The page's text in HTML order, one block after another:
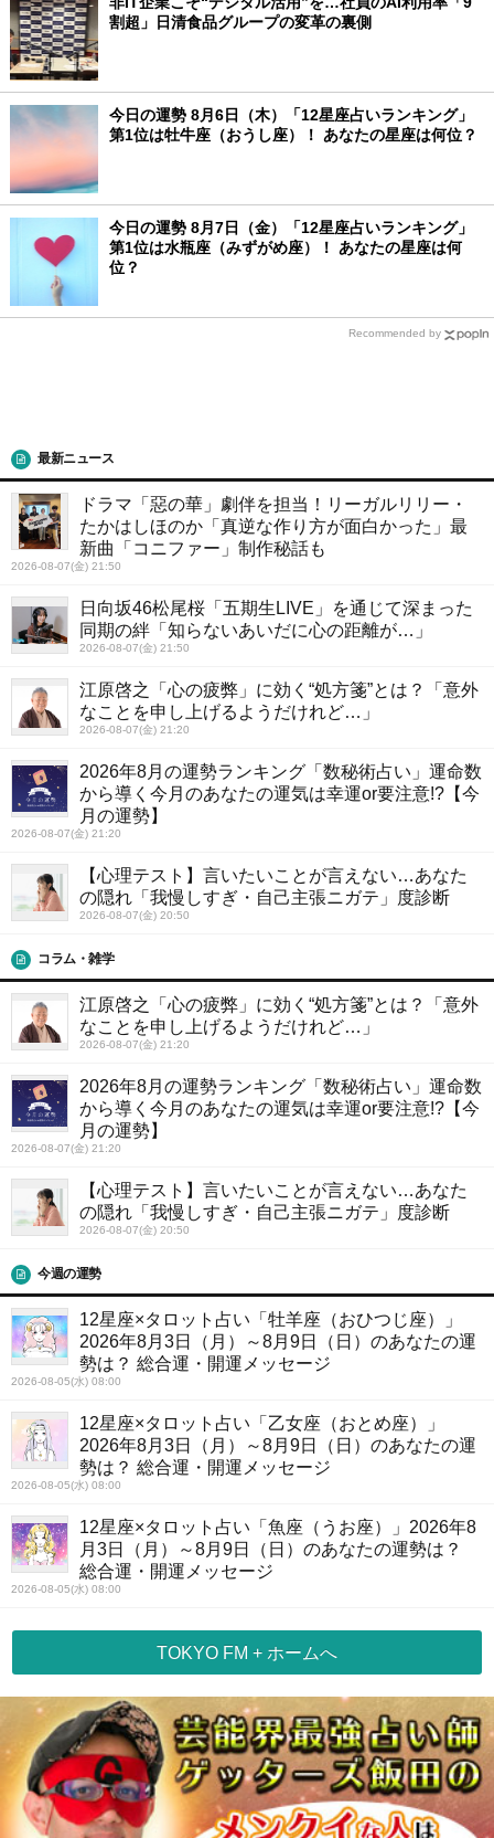
割超」日清食品グループの変革の裏側
今日の運勢 8月6日（木）「12星座占いランキング」
第1位は牡牛座（おうし座）！ あなたの星座は何位？
今日の運勢 8月7日（金）「12星座占いランキング」
第1位は水瓶座（みずがめ座）！ あなたの星座は何
位？
Recommended by
最新ニュース
ドラマ「惡の華」劇伴を担当！リーガルリリー・
たかはしほのか「真逆な作り方が面白かった」最
新曲「コニファー」制作秘話も
2026-08-07(金) 21:50
日向坂46松尾桜「五期生LIVE」を通じて深まった
同期の絆「知らないあいだに心の距離が…」
2026-08-07(金) 21:50
江原啓之「心の疲弊」に効く“処方箋”とは？「意外
なことを申し上げるようだけれど…」
2026-08-07(金) 21:20
2026年8月の運勢ランキング「数秘術占い」運命数
から導く今月のあなたの運気は幸運or要注意!?【今
月の運勢】
2026-08-07(金) 21:20
【心理テスト】言いたいことが言えない…あなた
の隠れ「我慢しすぎ・自己主張ニガテ」度診断
2026-08-07(金) 20:50
コラム・雑学
江原啓之「心の疲弊」に効く“処方箋”とは？「意外
なことを申し上げるようだけれど…」
2026-08-07(金) 21:20
2026年8月の運勢ランキング「数秘術占い」運命数
から導く今月のあなたの運気は幸運or要注意!?【今
月の運勢】
2026-08-07(金) 21:20
【心理テスト】言いたいことが言えない…あなた
の隠れ「我慢しすぎ・自己主張ニガテ」度診断
2026-08-07(金) 20:50
今週の運勢
12星座×タロット占い「牡羊座（おひつじ座）」
2026年8月3日（月）～8月9日（日）のあなたの運
勢は？ 総合運・開運メッセージ
2026-08-05(水) 08:00
12星座×タロット占い「乙女座（おとめ座）」
2026年8月3日（月）～8月9日（日）のあなたの運
勢は？ 総合運・開運メッセージ
2026-08-05(水) 08:00
12星座×タロット占い「魚座（うお座）」2026年8
月3日（月）～8月9日（日）のあなたの運勢は？
総合運・開運メッセージ
2026-08-05(水) 08:00
TOKYO FM + ホームへ